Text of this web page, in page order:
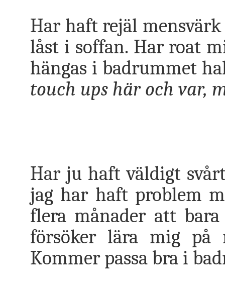
Har haft rejäl
låst i soffan. Har roat
hängas i badrummet
touch ups här och var,
Har ju haft väldigt
jag har haft problem
flera månader att
försöker lära mig på
Kommer passa bra i